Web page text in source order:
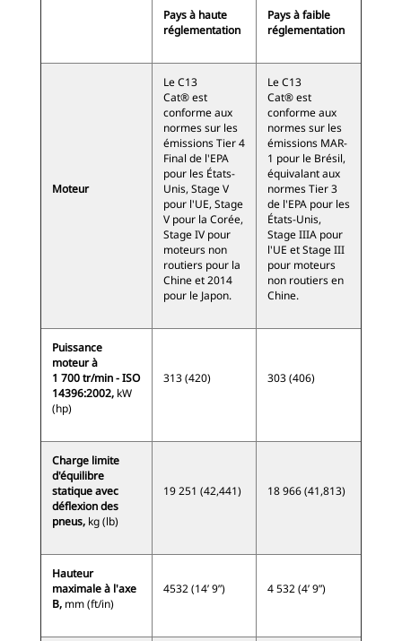
Pays à haute
réglementation
Pays à faible
réglementation
Moteur
Le C13
Cat® est
conforme aux
normes sur les
émissions Tier 4
Final de l'EPA
pour les États-
Unis, Stage V
pour l'UE, Stage
V pour la Corée,
Stage IV pour
moteurs non
routiers pour la
Chine et 2014
pour le Japon.
Le C13
Cat® est
conforme aux
normes sur les
émissions MAR-
1 pour le Brésil,
équivalant aux
normes Tier 3
de l'EPA pour les
États-Unis,
Stage IIIA pour
l'UE et Stage III
pour moteurs
non routiers en
Chine.
Puissance
moteur à
1 700 tr/min - ISO
14396:2002, kW
(hp)
313 (420) 303 (406)
Charge limite
d'équilibre
statique avec
déflexion des
pneus, kg (lb)
19 251 (42,441) 18 966 (41,813)
Hauteur
maximale à l'axe
B, mm (ft/in)
4532 (14’ 9”) 4 532 (4’ 9”)